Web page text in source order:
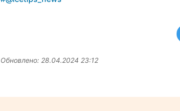
Обновлено: 28.04.2024 23:12